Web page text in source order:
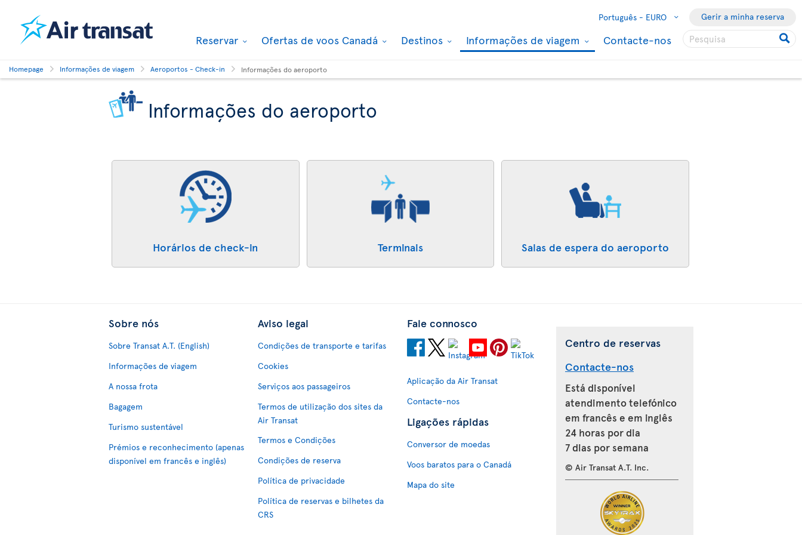
Português - EURO Gerir a minha reserva
Reservar Ofertas de voos Canadá Destinos Informações de viagem Contacte-nos
Homepage Informações de viagem Aeroportos - Check-in Informações do aeroporto
Informações do aeroporto
Horários de check-in Terminais Salas de espera do aeroporto
Sobre nós
Sobre Transat A.T. (English)
Informações de viagem
A nossa frota
Bagagem
Turismo sustentável
Prémios e reconhecimento (apenas
disponível em francês e inglês)
Aviso legal
Condições de transporte e tarifas
Cookies
Serviços aos passageiros
Termos de utilização dos sites da
Air Transat
Termos e Condições
Condições de reserva
Política de privacidade
Política de reservas e bilhetes da
CRS
Fale connosco
Aplicação da Air Transat
Contacte-nos
Ligações rápidas
Conversor de moedas
Voos baratos para o Canadá
Mapa do site
Centro de reservas
Contacte-nos
Está disponível
atendimento telefónico
em francês e em inglês
24 horas por dia
7 dias por semana
© Air Transat A.T. Inc.